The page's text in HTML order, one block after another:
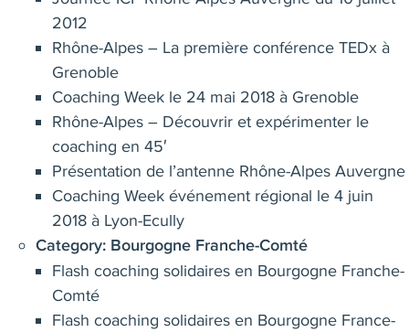
2012
Rhône-Alpes – La première conférence TEDx à
Grenoble
Coaching Week le 24 mai 2018 à Grenoble
Rhône-Alpes – Découvrir et expérimenter le
coaching en 45′
Présentation de l’antenne Rhône-Alpes Auvergne
Coaching Week événement régional le 4 juin
2018 à Lyon-Ecully
Category: Bourgogne Franche-Comté
Flash coaching solidaires en Bourgogne Franche-
Comté
Flash coaching solidaires en Bourgogne France-